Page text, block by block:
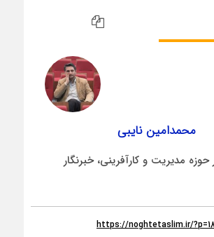
محمدامین نایبی
مدیریت و کارآفرینی، خبرنگار
https://noghtetaslim.ir/